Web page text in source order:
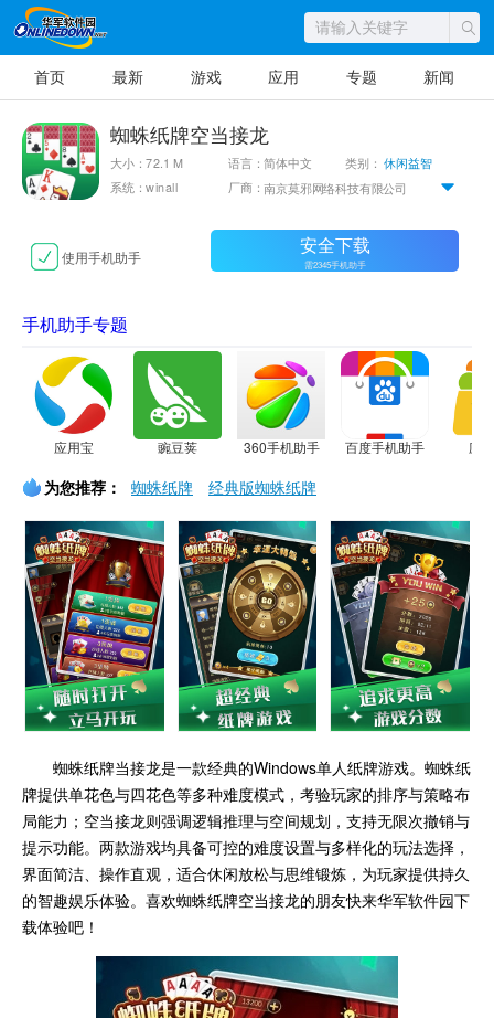
首页 最新 游戏 应用 专题 新闻
蜘蛛纸牌空当接龙
大小：72.1 M 语言：简体中文 类别：休闲益智
系统：winall
厂商：南京莫邪网络科技有限公司
使用手机助手 安全下载
需2345手机助手
手机助手专题
应用宝 豌豆荚 360手机助手 百度手机助手 应
为您推荐： 蜘蛛纸牌 经典版蜘蛛纸牌
蜘蛛纸牌当接龙是一款经典的Windows单人纸牌游戏。蜘蛛纸
牌提供单花色与四花色等多种难度模式，考验玩家的排序与策略布
局能力；空当接龙则强调逻辑推理与空间规划，支持无限次撤销与
提示功能。两款游戏均具备可控的难度设置与多样化的玩法选择，
界面简洁、操作直观，适合休闲放松与思维锻炼，为玩家提供持久
的智趣娱乐体验。喜欢蜘蛛纸牌空当接龙的朋友快来华军软件园下
载体验吧！